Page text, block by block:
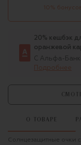
10%
20% кешбэк
оранжевой
С Альфа-
Подробнее
О ТОВАРЕ
Солнцезащитные очки